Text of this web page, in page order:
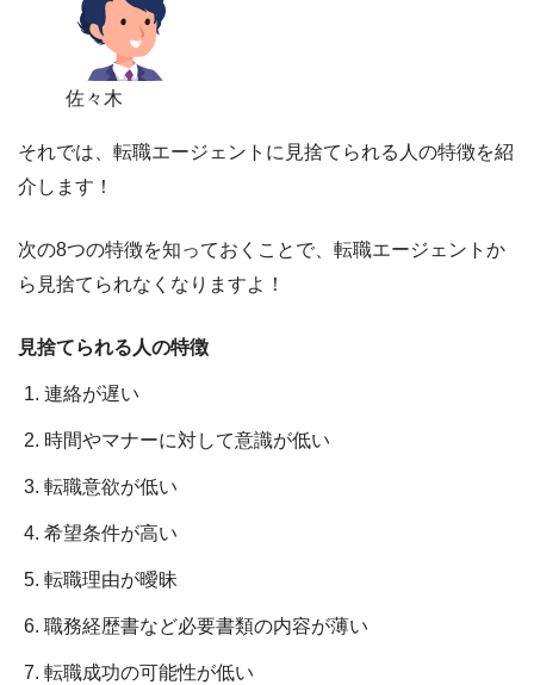
佐々木
それでは、 転職エージェントに見捨てられる人の特徴を紹
介します！
次の8つの特徴を知っておくことで、転職エージェントか
ら見捨てられなくなりますよ！
見捨てられる人の特徴
連絡が遅い
時間やマナーに対して意識が低い
転職意欲が低い
希望条件が高い
転職理由が曖昧
職務経歴書など必要書類の内容が薄い
転職成功の可能性が低い